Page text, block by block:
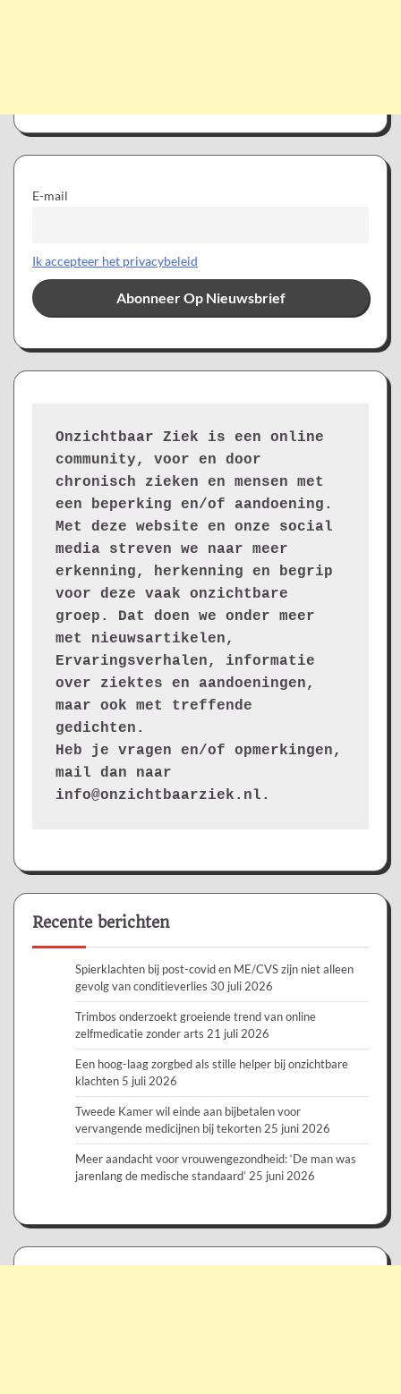
E-mail
Ik accepteer het privacybeleid
Onzichtbaar Ziek is een online
community, voor en door
chronisch zieken en mensen met
een beperking en/of aandoening.
Met deze website en onze social
media streven we naar meer
erkenning, herkenning en begrip
voor deze vaak onzichtbare
groep. Dat doen we onder meer
met nieuwsartikelen,
Ervaringsverhalen, informatie
over ziektes en aandoeningen,
maar ook met treffende
gedichten.
Heb je vragen en/of opmerkingen,
mail dan naar
info@onzichtbaarziek.nl.
Recente berichten
Spierklachten bij post-covid en ME/CVS zijn niet alleen
gevolg van conditieverlies 30 juli 2026
Trimbos onderzoekt groeiende trend van online
zelfmedicatie zonder arts 21 juli 2026
Een hoog-laag zorgbed als stille helper bij onzichtbare
klachten 5 juli 2026
Tweede Kamer wil einde aan bijbetalen voor
vervangende medicijnen bij tekorten 25 juni 2026
Meer aandacht voor vrouwengezondheid: ‘De man was
jarenlang de medische standaard’ 25 juni 2026